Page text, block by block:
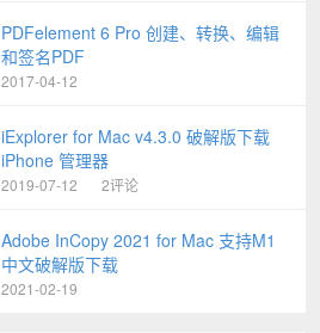
PDFelement 6 Pro 创建、转换、编辑
和签名PDF
2017-04-12
iExplorer for Mac v4.3.0 破解版下载
iPhone 管理器
2019-07-12 2评论
Adobe InCopy 2021 for Mac 支持M1
中文破解版下载
2021-02-19